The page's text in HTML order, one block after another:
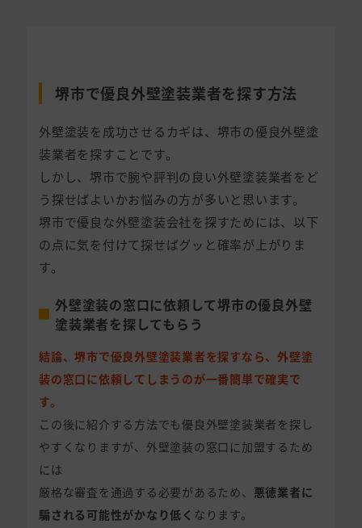
堺市で優良外壁塗装業者を探す方法
外壁塗装を成功させるカギは、堺市の優良外壁塗
装業者を探すことです。
しかし、堺市で腕や評判の良い外壁塗装業者をど
う探せばよいかお悩みの方が多いと思います。
堺市で優良な外壁塗装会社を探すためには、以下
の点に気を付けて探せばグッと確率が上がりま
す。
外壁塗装の窓口に依頼して堺市の優良外壁
塗装業者を探してもらう
結論、堺市で優良外壁塗装業者を探すなら、外壁塗
装の窓口に依頼してしまうのが一番簡単で確実で
す。
この後に紹介する方法でも優良外壁塗装業者を探し
やすくなりますが、外壁塗装の窓口に加盟するため
には
厳格な審査を通過する必要があるため、 悪徳業者に
騙される可能性がかなり低く なります。